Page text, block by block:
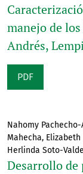
manejo de
Andrés,
PDF
Nahomy
Mahecha,
Herlinda Soto-
Desarrollo de